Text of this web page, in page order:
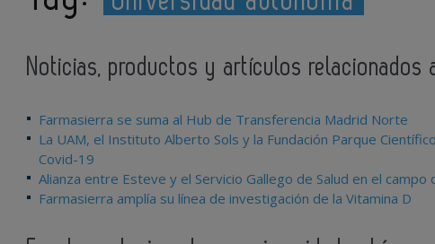
Noticias, productos y artículos relacionados
Farmasierra se suma al Hub de Transferencia Madrid Norte
La UAM, el Instituto Alberto Sols y la Fundación Parque
Covid-19
Alianza entre Esteve y el Servicio Gallego de Salud en el campo
Farmasierra amplía su línea de investigación de la Vitamina D